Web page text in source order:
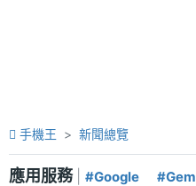
手機王 新聞總覽
應用服務 #Google